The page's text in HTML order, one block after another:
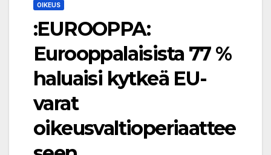
OIKEUS
:EUROOPPA:
Eurooppalaisista 77 %
haluaisi kytkeä EU-
varat
oikeusvaltioperiaattee